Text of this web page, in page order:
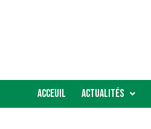
Acceuil Actualités